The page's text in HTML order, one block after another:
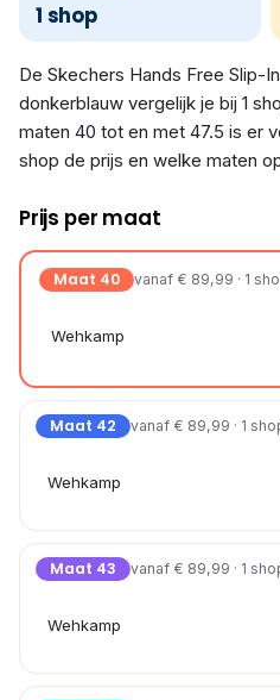
1 shop
De Skechers Hands Free Slip-
donkerblauw vergelijk je bij 1
maten 40 tot en met 47.5 is er
shop de prijs en welke maten
Prijs per maat
Maat 40 vanaf € 89,99 · 1
Wehkamp
Maat 42 vanaf € 89,99 · 1
Wehkamp
Maat 43 vanaf € 89,99 · 1
Wehkamp